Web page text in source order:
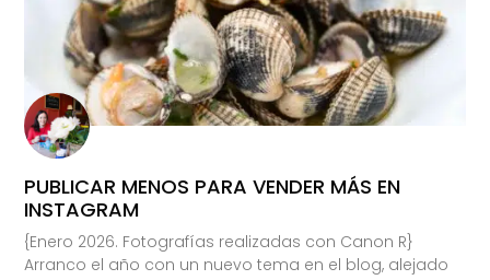
PUBLICAR MENOS PARA VENDER MÁS EN
INSTAGRAM
{Enero 2026. Fotografías realizadas con Canon R}
Arranco el año con un nuevo tema en el blog, alejado